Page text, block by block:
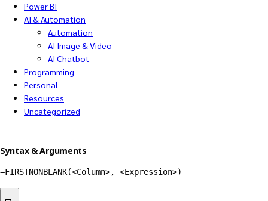
Power BI
AI & Automation
Automation
AI Image & Video
AI Chatbot
Programming
Personal
Resources
Uncategorized
Syntax & Arguments
=FIRSTNONBLANK(<Column>, <Expression>)